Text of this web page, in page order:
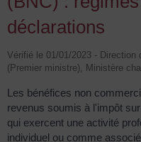
déclarations
Vérifié le 01/01/2023 - Direction
(Premier ministre), Ministère
Les bénéfices non
revenus soumis à l'impôt
qui exercent une activité
individuel ou comme